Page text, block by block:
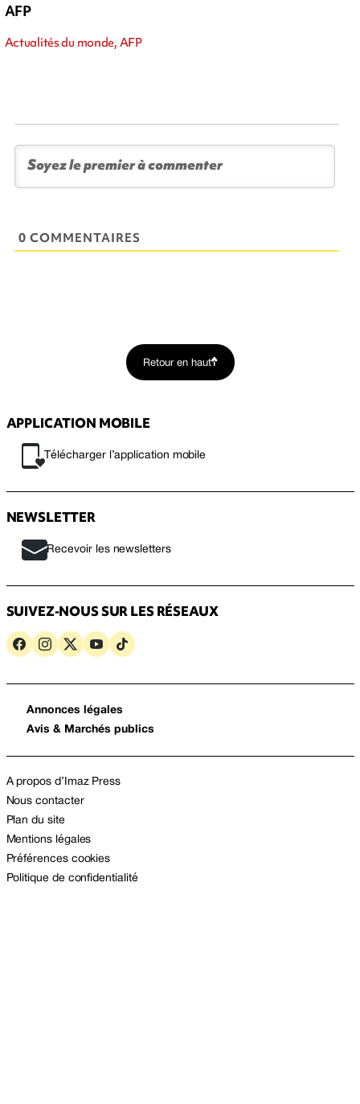
AFP
Actualités du monde, AFP
0 COMMENTAIRES
Retour en haut
APPLICATION MOBILE
Télécharger l’application mobile
NEWSLETTER
Recevoir les newsletters
SUIVEZ-NOUS SUR LES RÉSEAUX
Annonces légales
Avis & Marchés publics
A propos d’Imaz Press
Nous contacter
Plan du site
Mentions légales
Préférences cookies
Politique de confidentialité